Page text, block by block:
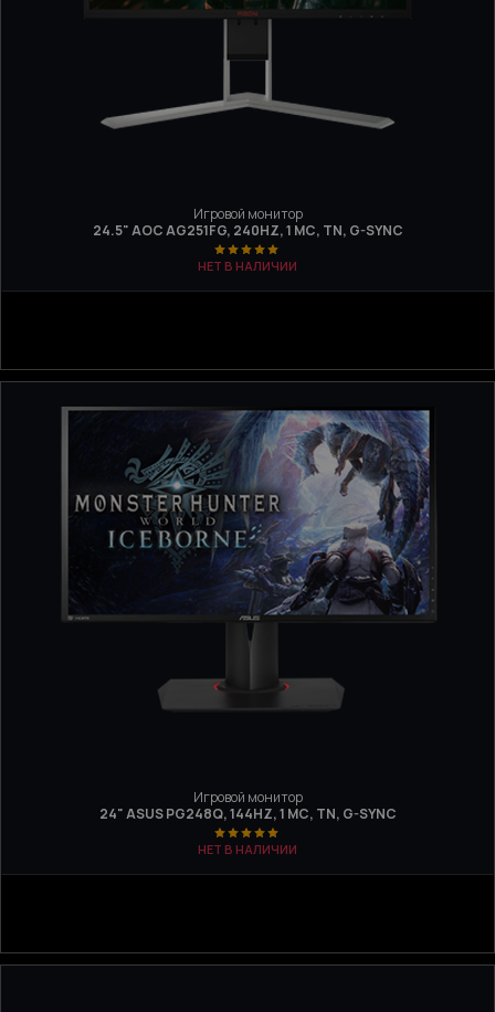
Игровой монитор
24.5" AOC AG251FG, 240HZ, 1 МС, TN, G-SYNC
НЕТ В НАЛИЧИИ
Игровой монитор
24" ASUS PG248Q, 144HZ, 1 МС, TN, G-SYNC
НЕТ В НАЛИЧИИ